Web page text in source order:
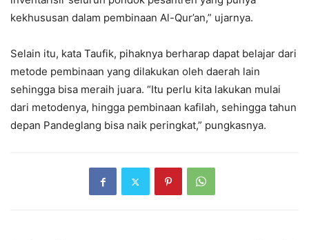
kekhususan dalam pembinaan Al-Qur’an,” ujarnya.
Selain itu, kata Taufik, pihaknya berharap dapat belajar dari
metode pembinaan yang dilakukan oleh daerah lain
sehingga bisa meraih juara. “Itu perlu kita lakukan mulai
dari metodenya, hingga pembinaan kafilah, sehingga tahun
depan Pandeglang bisa naik peringkat,” pungkasnya.